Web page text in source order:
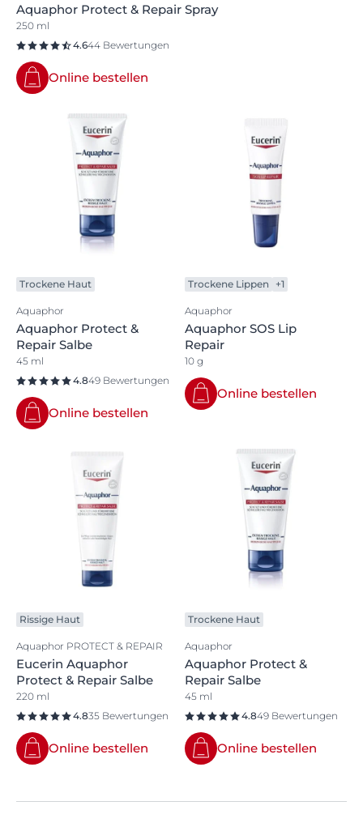
Aquaphor Protect & Repair Spray
250 ml
4.644 Bewertungen
Online bestellen
Trockene Haut
Aquaphor
Aquaphor Protect &
Repair Salbe
45 ml
4.849 Bewertungen
Online bestellen
Trockene Lippen +1
Aquaphor
Aquaphor SOS Lip
Repair
10 g
Online bestellen
Rissige Haut
Aquaphor PROTECT & REPAIR
Eucerin Aquaphor
Protect & Repair Salbe
220 ml
4.835 Bewertungen
Online bestellen
Trockene Haut
Aquaphor
Aquaphor Protect &
Repair Salbe
45 ml
4.849 Bewertungen
Online bestellen